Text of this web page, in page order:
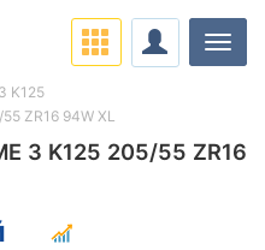
3 K125 205/55 ZR16
K125
ZR16 94W XL